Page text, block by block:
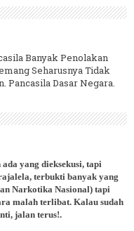
Banyak Penolakan
Seharusnya Tidak
Pancasila Dasar Negara.
yang dieksekusi, tapi
terbukti banyak yang
Narkotika Nasional) tapi
malah terlibat. Kalau sudah
jalan terus!.